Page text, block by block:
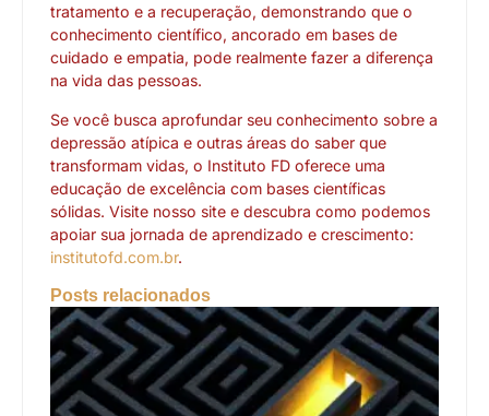
tratamento e a recuperação, demonstrando que o
conhecimento científico, ancorado em bases de
cuidado e empatia, pode realmente fazer a diferença
na vida das pessoas.
Se você busca aprofundar seu conhecimento sobre a
depressão atípica e outras áreas do saber que
transformam vidas, o Instituto FD oferece uma
educação de excelência com bases científicas
sólidas. Visite nosso site e descubra como podemos
apoiar sua jornada de aprendizado e crescimento:
institutofd.com.br.
Posts relacionados